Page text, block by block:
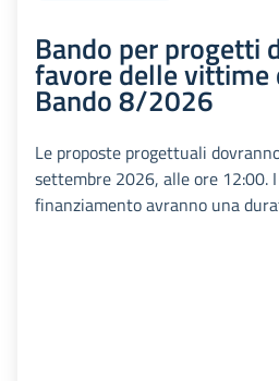
Bando per progetti
favore delle
Bando 8/2026
Le proposte progettuali
settembre 2026, alle ore 12:00.
finanziamento avranno una